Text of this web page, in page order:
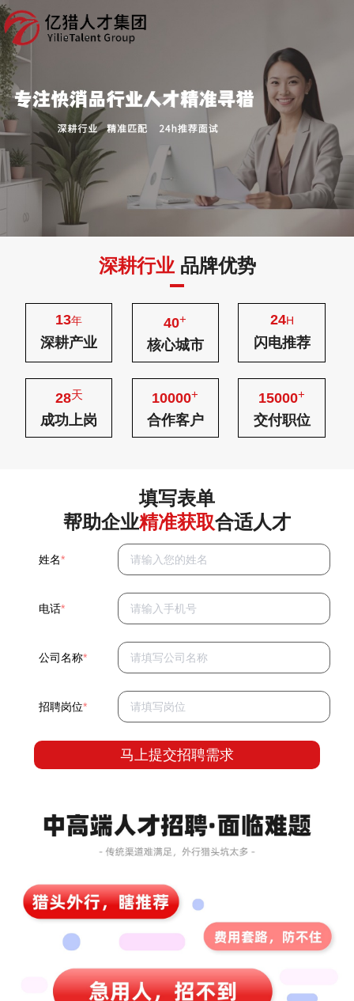
深耕行业品牌优势
13年
深耕产业
40+
核心城市
24H
闪电推荐
28天
成功上岗
10000+
合作客户
15000+
交付职位
填写表单
帮助企业精准获取合适人才
姓名*
电话*
公司名称*
招聘岗位*
马上提交招聘需求